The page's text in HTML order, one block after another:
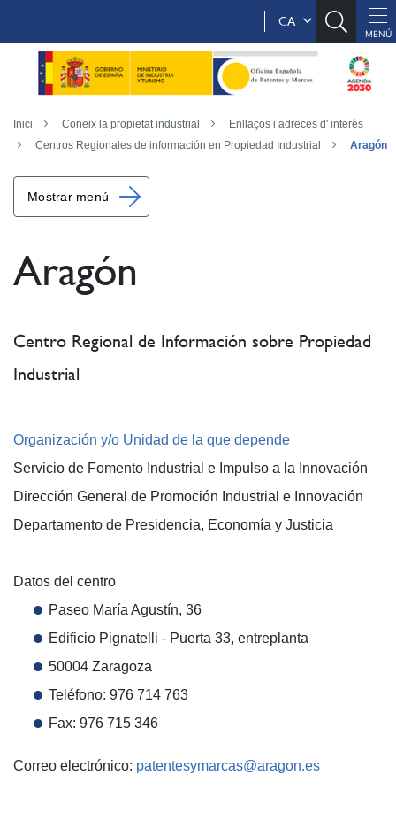
CA
Inici Coneix la propietat industrial
Enllaços i adreces d' interès
Centros Regionales de información en Propiedad Industrial
Aragón
Mostrar menú
Aragón
Centro Regional de Información sobre Propiedad
Industrial
Organización y/o Unidad de la que depende
Servicio de Fomento Industrial e Impulso a la Innovación
Dirección General de Promoción Industrial e Innovación
Departamento de Presidencia, Economía y Justicia
Datos del centro
Paseo María Agustín, 36
Edificio Pignatelli - Puerta 33, entreplanta
50004 Zaragoza
Teléfono: 976 714 763
Fax: 976 715 346
Correo electrónico: patentesymarcas@aragon.es